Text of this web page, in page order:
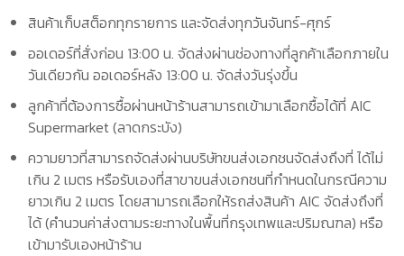
สินค้าเก็บสต็อกทุกรายการ และจัดส่งทุกวันจันทร์-ศุกร์
ออเดอร์ที่สั่งก่อน 13:00 น. จัดส่งผ่านช่องทางที่ลูกค้าเลือกภายใน
วันเดียวกัน ออเดอร์หลัง 13:00 น. จัดส่งวันรุ่งขึ้น
ลูกค้าที่ต้องการซื้อผ่านหน้าร้านสามารถเข้ามาเลือกซื้อได้ที่ AIC
Supermarket (ลาดกระบัง)
ความยาวที่สามารถจัดส่งผ่านบริษัทขนส่งเอกชนจัดส่งถึงที่ ได้ไม่
เกิน 2 เมตร หรือรับเองที่สาขาขนส่งเอกชนที่กำหนดในกรณีความ
ยาวเกิน 2 เมตร โดยสามารถเลือกให้รถส่งสินค้า AIC จัดส่งถึงที่
ได้ (คำนวนค่าส่งตามระยะทางในพื้นที่กรุงเทพและปริมณฑล) หรือ
เข้ามารับเองหน้าร้าน